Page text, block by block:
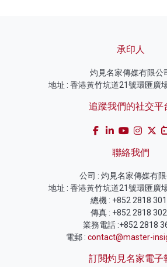
承印人
灼見名家傳媒有限公
地址 : 香港黃竹坑道21號環匯廣
追蹤我們的社交平
聯絡我們
公司 : 灼見名家傳媒有限
地址 : 香港黃竹坑道21號環匯廣
總機 : +852 2818
傳真 : +852 2818
業務電話 :+852 2818
電郵 : contact@master-
訂閱灼見名家電子